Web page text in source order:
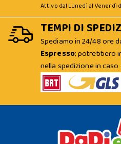
Attivo dal Lunedì al Venerdì
TEMPI DI
Spediamo in 24/48 ore
Espresso; potrebbero
nella spedizione in